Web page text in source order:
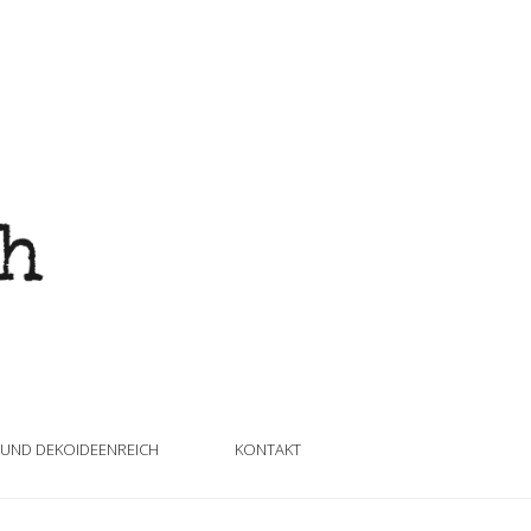
DEKOIDEENREICH KONTAKT